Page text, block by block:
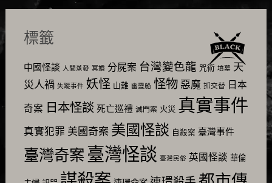
標籤
中國怪談 人間蒸發 冥婚 分屍案 台灣變色龍 咒術 墳墓 天
災人禍 失蹤事件 妖怪 山難 幽靈船 怪物 惡魔 抓交替 日本
奇案 日本怪談 死亡巡禮 滅門案 火災 真實事件
真實犯罪 美國奇案 美國怪談 自殺案 臺灣事件
臺灣奇案 臺灣怪談 臺灣民俗 英國怪談 華倫